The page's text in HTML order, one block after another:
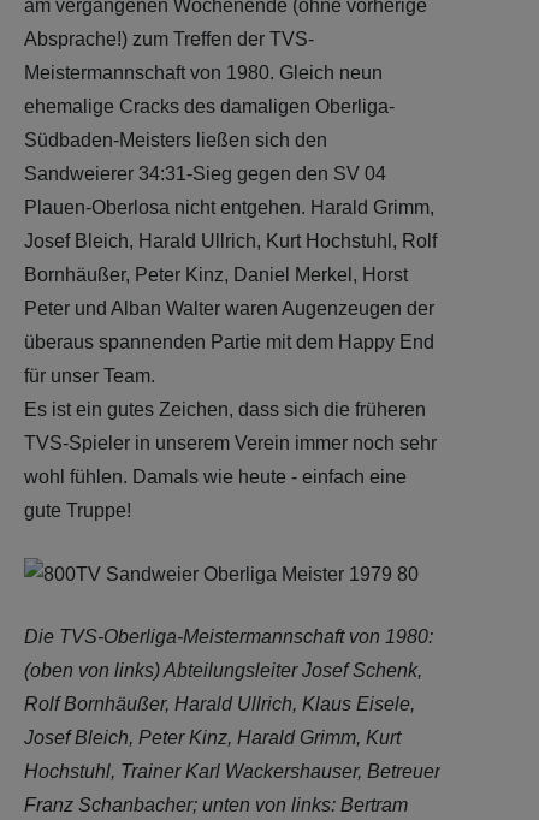
am vergangenen Wochenende (ohne vorherige
Absprache!) zum Treffen der TVS-
Meistermannschaft von 1980. Gleich neun
ehemalige Cracks des damaligen Oberliga-
Südbaden-Meisters ließen sich den
Sandweierer 34:31-Sieg gegen den SV 04
Plauen-Oberlosa nicht entgehen. Harald Grimm,
Josef Bleich, Harald Ullrich, Kurt Hochstuhl, Rolf
Bornhäußer, Peter Kinz, Daniel Merkel, Horst
Peter und Alban Walter waren Augenzeugen der
überaus spannenden Partie mit dem Happy End
für unser Team.
Es ist ein gutes Zeichen, dass sich die früheren
TVS-Spieler in unserem Verein immer noch sehr
wohl fühlen. Damals wie heute - einfach eine
gute Truppe!
Die TVS-Oberliga-Meistermannschaft von 1980:
(oben von links) Abteilungsleiter Josef Schenk,
Rolf Bornhäußer, Harald Ullrich, Klaus Eisele,
Josef Bleich, Peter Kinz, Harald Grimm, Kurt
Hochstuhl, Trainer Karl Wackershauser, Betreuer
Franz Schanbacher; unten von links: Bertram